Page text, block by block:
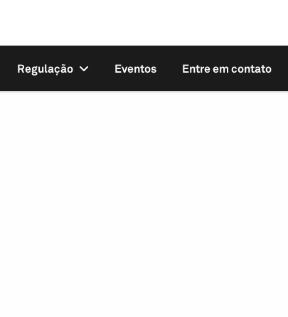
Regulação Eventos Entre em contato